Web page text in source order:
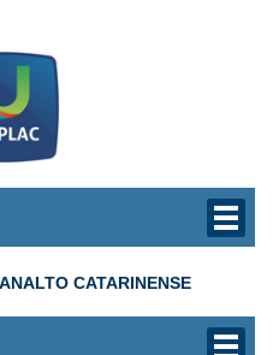
CATARINENSE